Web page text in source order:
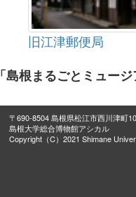
旧江津郵便局
「島根まるごとミュー
〒690-8504 島根県松江市西川津町
島根大学総合博物館アシカル
Copyright（C）2021 Shimane